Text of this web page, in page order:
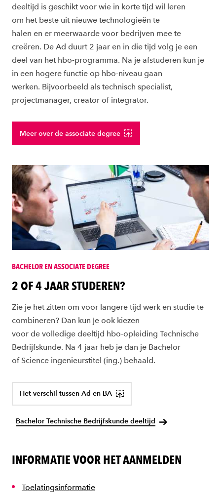
deeltijd is geschikt voor wie in korte tijd wil leren
om het beste uit nieuwe technologieën te
halen en er meerwaarde voor bedrijven mee te
creëren. De Ad duurt 2 jaar en in die tijd volg je een
deel van het hbo-programma. Na je afstuderen kun je
in een hogere functie op hbo-niveau gaan
werken. Bijvoorbeeld als technisch specialist,
projectmanager, creator of integrator.
Meer over de associate degree
BACHELOR EN ASSOCIATE DEGREE
2 OF 4 JAAR STUDEREN?
Zie je het zitten om voor langere tijd werk en studie te
combineren? Dan kun je ook kiezen
voor de volledige deeltijd hbo-opleiding Technische
Bedrijfskunde. Na 4 jaar heb je dan je Bachelor
of Science ingenieurstitel (ing.) behaald.
Het verschil tussen Ad en BA
Bachelor Technische Bedrijfskunde deeltijd
INFORMATIE VOOR HET AANMELDEN
Toelatingsinformatie